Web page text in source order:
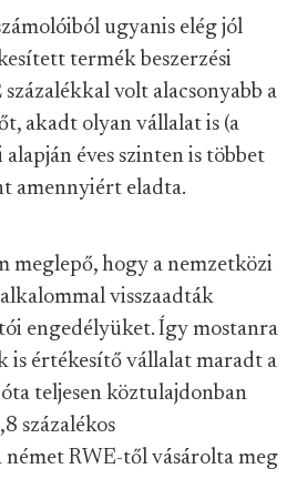
ugyanis elég jól
termék beszerzési
volt alacsonyabb a
akadt olyan vállalat is (a
éves szinten is többet
amennyiért eladta.
meglepő, hogy a nemzetközi
visszaadták
engedélyüket. Így mostanra
is értékesítő vállalat maradt a
teljesen köztulajdonban
százalékos
német RWE-től vásárolta meg